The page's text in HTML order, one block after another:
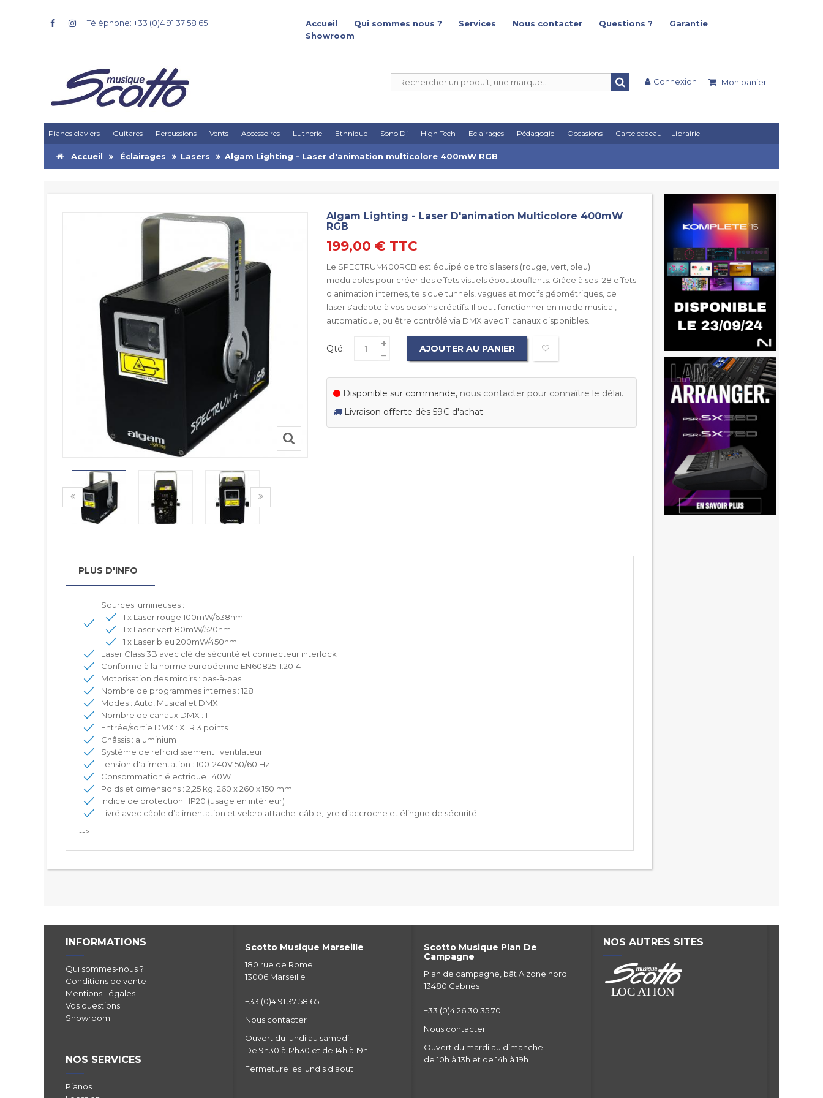
Téléphone: +33 (0)4 91 37 58 65 Accueil Qui sommes nous ? Services Nous contacter Questions ?
Garantie
Showroom
Mon panier
Connexion
Pianos claviers Guitares Percussions Vents Accessoires Lutherie Ethnique Sono Dj High Tech Eclairages Pédagogie Occasions Carte cadeau Librairie
Accueil Éclairages Lasers Algam Lighting - Laser d'animation multicolore 400mW RGB
Algam Lighting - Laser D'animation Multicolore 400mW
RGB
199,00 € TTC
Le SPECTRUM400RGB est équipé de trois lasers (rouge, vert, bleu)
modulables pour créer des effets visuels époustouflants. Grâce à ses 128 effets
d'animation internes, tels que tunnels, vagues et motifs géométriques, ce
laser s'adapte à vos besoins créatifs. Il peut fonctionner en mode musical,
automatique, ou être contrôlé via DMX avec 11 canaux disponibles.
Qté: AJOUTER AU PANIER
Disponible sur commande, nous contacter pour connaître le délai.
Livraison offerte dès 59€ d'achat
PLUS D'INFO
Sources lumineuses :
1 x Laser rouge 100mW/638nm
1 x Laser vert 80mW/520nm
1 x Laser bleu 200mW/450nm
Laser Class 3B avec clé de sécurité et connecteur interlock
Conforme à la norme européenne EN60825-1:2014
Motorisation des miroirs : pas-à-pas
Nombre de programmes internes : 128
Modes : Auto, Musical et DMX
Nombre de canaux DMX : 11
Entrée/sortie DMX : XLR 3 points
Châssis : aluminium
Système de refroidissement : ventilateur
Tension d'alimentation : 100-240V 50/60 Hz
Consommation électrique : 40W
Poids et dimensions : 2,25 kg, 260 x 260 x 150 mm
Indice de protection : IP20 (usage en intérieur)
Livré avec câble d’alimentation et velcro attache-câble, lyre d’accroche et élingue de sécurité
-->
INFORMATIONS
Qui sommes-nous ?
Conditions de vente
Mentions Légales
Vos questions
Showroom
NOS SERVICES
Pianos
Scotto Musique Marseille
180 rue de Rome
13006 Marseille
+33 (0)4 91 37 58 65
Nous contacter
Ouvert du lundi au samedi
De 9h30 à 12h30 et de 14h à 19h
Fermeture les lundis d'aout
Scotto Musique Plan De
Campagne
Plan de campagne, bât A zone nord
13480 Cabriès
+33 (0)4 26 30 35 70
Nous contacter
Ouvert du mardi au dimanche
de 10h à 13h et de 14h à 19h
NOS AUTRES SITES